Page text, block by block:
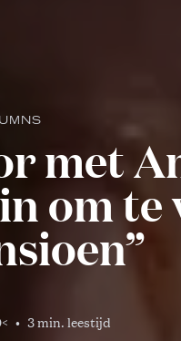
met
om
< • 3 min. leestijd